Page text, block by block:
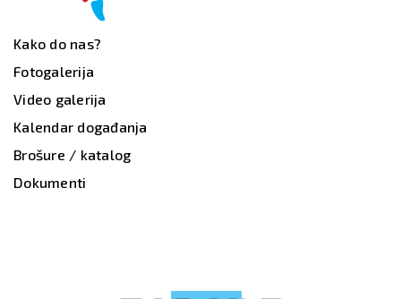
Kako do nas?
Fotogalerija
Video galerija
Kalendar događanja
Brošure / katalog
Dokumenti